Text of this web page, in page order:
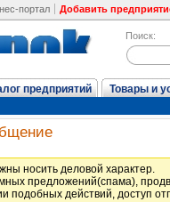
портал Добавить
Поиск:
предприятий Товары и
носить деловой характер.
предложений(спама),
подобных действий, доступ